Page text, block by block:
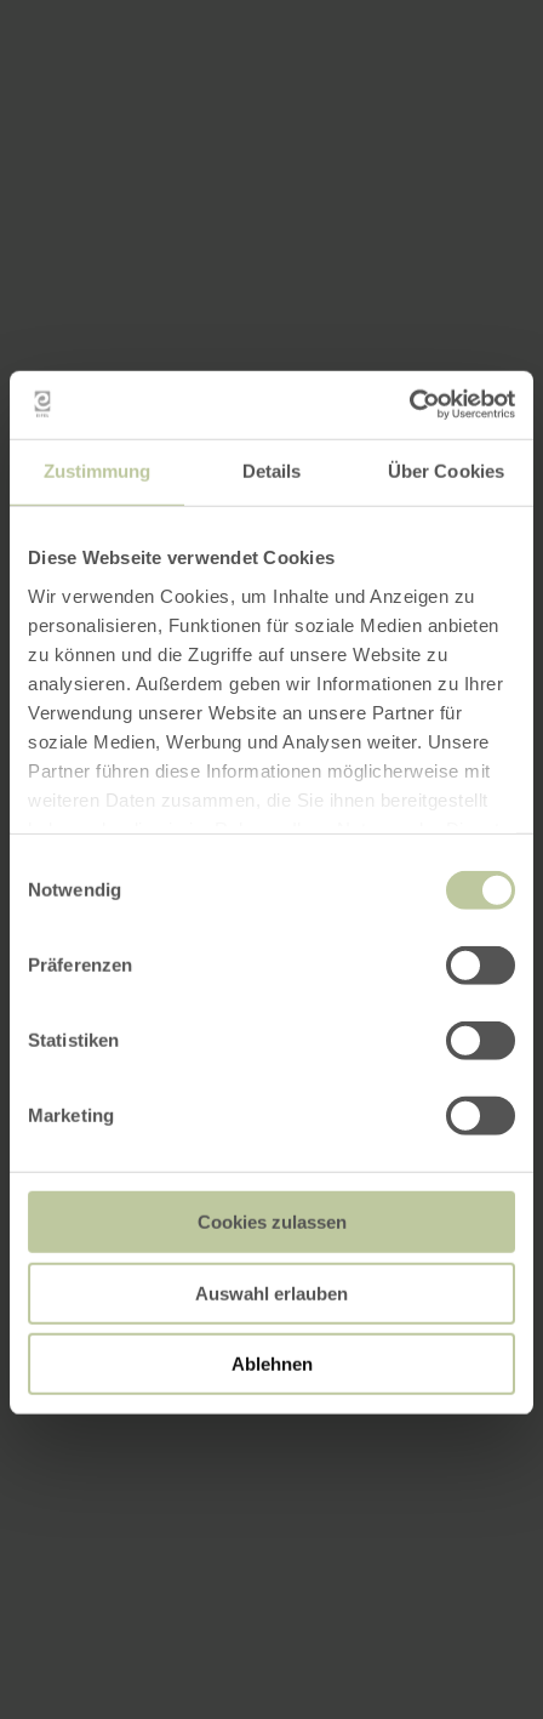
Zustimmung Details Über Cookies
Diese Webseite verwendet Cookies
Wir verwenden Cookies, um Inhalte und Anzeigen zu
personalisieren, Funktionen für soziale Medien anbieten
zu können und die Zugriffe auf unsere Website zu
analysieren. Außerdem geben wir Informationen zu Ihrer
Verwendung unserer Website an unsere Partner für
soziale Medien, Werbung und Analysen weiter. Unsere
Partner führen diese Informationen möglicherweise mit
weiteren Daten zusammen, die Sie ihnen bereitgestellt
Notwendig
Präferenzen
Statistiken
Marketing
Cookies zulassen
Auswahl erlauben
Ablehnen